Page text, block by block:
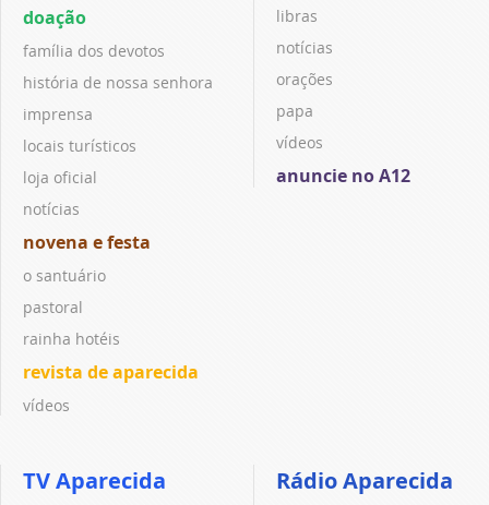
doação
família dos devotos
história de nossa senhora
imprensa
locais turísticos
loja oficial
notícias
novena e festa
o santuário
pastoral
rainha hotéis
revista de aparecida
vídeos
libras
notícias
orações
papa
vídeos
anuncie no A12
TV Aparecida Rádio Aparecida